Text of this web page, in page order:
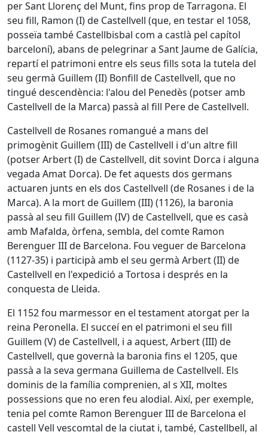
per Sant Llorenç del Munt, fins prop de Tarragona. El
seu fill, Ramon (I) de Castellvell (que, en testar el 1058,
posseïa també Castellbisbal com a castlà pel capítol
barceloní), abans de pelegrinar a Sant Jaume de Galícia,
repartí el patrimoni entre els seus fills sota la tutela del
seu germà Guillem (II) Bonfill de Castellvell, que no
tingué descendència: l'alou del Penedès (potser amb
Castellvell de la Marca) passà al fill Pere de Castellvell.
Castellvell de Rosanes romangué a mans del
primogènit Guillem (III) de Castellvell i d'un altre fill
(potser Arbert (I) de Castellvell, dit sovint Dorca i alguna
vegada Amat Dorca). De fet aquests dos germans
actuaren junts en els dos Castellvell (de Rosanes i de la
Marca). A la mort de Guillem (III) (1126), la baronia
passà al seu fill Guillem (IV) de Castellvell, que es casà
amb Mafalda, òrfena, sembla, del comte Ramon
Berenguer III de Barcelona. Fou veguer de Barcelona
(1127-35) i participà amb el seu germà Arbert (II) de
Castellvell en l'expedició a Tortosa i després en la
conquesta de Lleida.
El 1152 fou marmessor en el testament atorgat per la
reina Peronella. El succeí en el patrimoni el seu fill
Guillem (V) de Castellvell, i a aquest, Arbert (III) de
Castellvell, que governà la baronia fins el 1205, que
passà a la seva germana Guillema de Castellvell. Els
dominis de la família comprenien, al s XII, moltes
possessions que no eren feu alodial. Així, per exemple,
tenia pel comte Ramon Berenguer III de Barcelona el
castell Vell vescomtal de la ciutat i, també, Castellbell, al